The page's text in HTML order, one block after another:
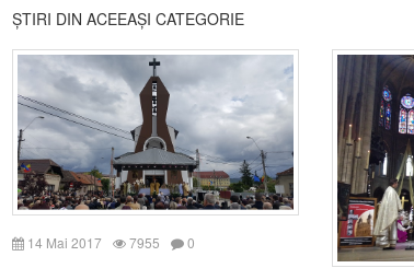
ȘTIRI DIN ACEEAȘI CATEGORIE
14 Mai 2017 7955 0